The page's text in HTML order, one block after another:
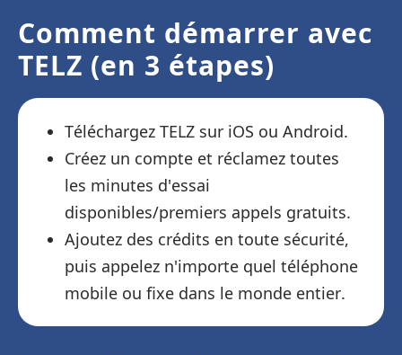
Comment démarrer avec
TELZ (en 3 étapes)
Téléchargez TELZ sur iOS ou Android.
Créez un compte et réclamez toutes
les minutes d'essai
disponibles/premiers appels gratuits.
Ajoutez des crédits en toute sécurité,
puis appelez n'importe quel téléphone
mobile ou fixe dans le monde entier.